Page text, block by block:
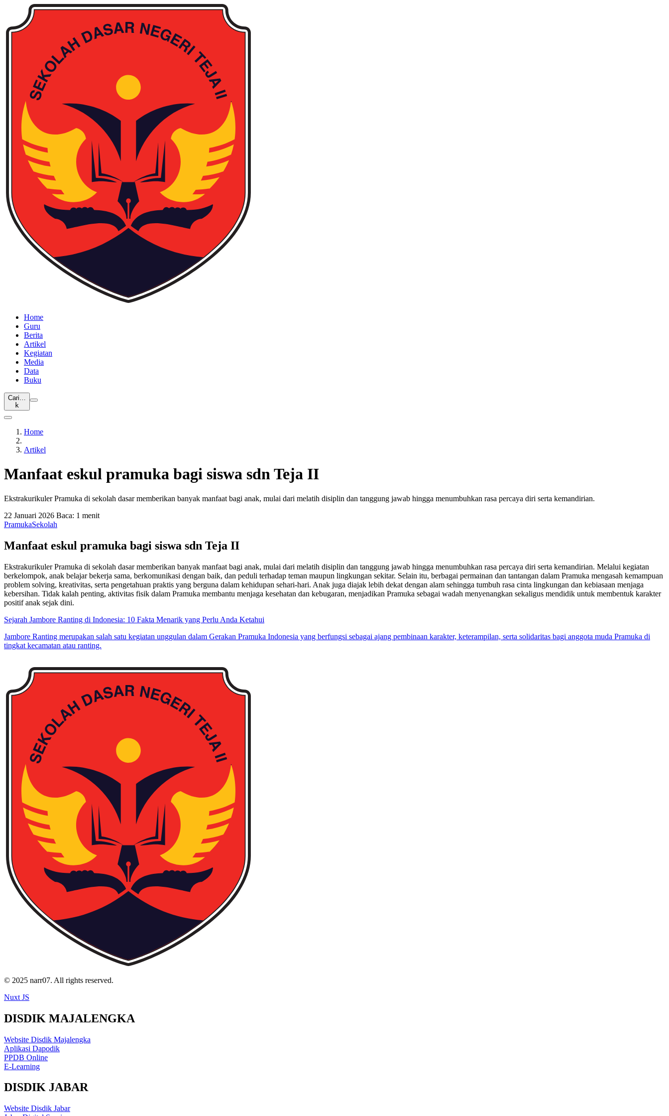
Home
Guru
Berita
Artikel
Kegiatan
Media
Data
Buku
Cari…
k
Home
Artikel
Manfaat eskul pramuka bagi siswa sdn Teja II
Ekstrakurikuler Pramuka di sekolah dasar memberikan banyak manfaat bagi anak, mulai dari melatih disiplin dan tanggung jawab hingga menumbuhkan rasa percaya diri serta kemandirian.
22 Januari 2026 Baca: 1 menit
PramukaSekolah
Manfaat eskul pramuka bagi siswa sdn Teja II
Ekstrakurikuler Pramuka di sekolah dasar memberikan banyak manfaat bagi anak, mulai dari melatih disiplin dan tanggung jawab hingga menumbuhkan rasa percaya diri serta kemandirian. Melalui kegiatan
berkelompok, anak belajar bekerja sama, berkomunikasi dengan baik, dan peduli terhadap teman maupun lingkungan sekitar. Selain itu, berbagai permainan dan tantangan dalam Pramuka mengasah kemampuan
problem solving, kreativitas, serta pengetahuan praktis yang berguna dalam kehidupan sehari-hari. Anak juga diajak lebih dekat dengan alam sehingga tumbuh rasa cinta lingkungan dan kebiasaan menjaga
kebersihan. Tidak kalah penting, aktivitas fisik dalam Pramuka membantu menjaga kesehatan dan kebugaran, menjadikan Pramuka sebagai wadah menyenangkan sekaligus mendidik untuk membentuk karakter
positif anak sejak dini.
Sejarah Jambore Ranting di Indonesia: 10 Fakta Menarik yang Perlu Anda Ketahui
Jambore Ranting merupakan salah satu kegiatan unggulan dalam Gerakan Pramuka Indonesia yang berfungsi sebagai ajang pembinaan karakter, keterampilan, serta solidaritas bagi anggota muda Pramuka di
tingkat kecamatan atau ranting.
© 2025 narr07. All rights reserved.
Nuxt JS
DISDIK MAJALENGKA
Website Disdik Majalengka
Aplikasi Dapodik
PPDB Online
E-Learning
DISDIK JABAR
Website Disdik Jabar